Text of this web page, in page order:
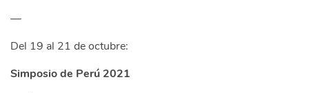
—
Del 19 al 21 de octubre:
Simposio de Perú 2021